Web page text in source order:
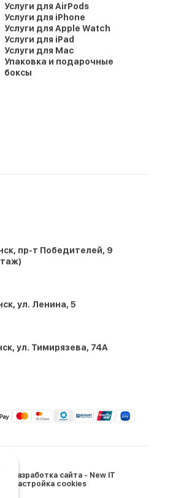
Услуги для AirPods
Услуги для iPhone
Услуги для Apple Watch
Услуги для iPad
Услуги для Mac
Упаковка и подарочные
боксы
пр-т Победителей, 9
ул. Ленина, 5
ул. Тимирязева, 74A
Разработка сайта - New IT
Настройка cookies